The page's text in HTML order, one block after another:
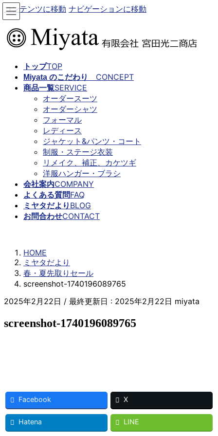
コンテンツに移動 ナビゲーションに移動
トップTOP
Miyata のこだわり CONCEPT
商品一覧SERVICE
オーダースーツ
オーダーシャツ
フォーマル
レディース
ジャケット&パンツ・コート
制服・ステージ衣装
リメイク、補正、カケツギ
洋服ハンガー・ブラシ
会社案内COMPANY
よくある質問FAQ
ミヤタだより BLOG
お問合わせCONTACT
HOME
ミヤタだより
春・夏先取りセール
screenshot-1740196089765
2025年2月22日 / 最終更新日 : 2025年2月22日 miyata
screenshot-1740196089765
Facebook X
Hatena LINE
2020年8月
2020年6月
2020年5月
2020年3月
2020年2月
2020年1月
2019年12月
2019年11月
2019年10月
2019年9月
カテゴリー
お知らせ
新着
未分類
ログイン
投稿フィード
コメントフィード
WordPress.org